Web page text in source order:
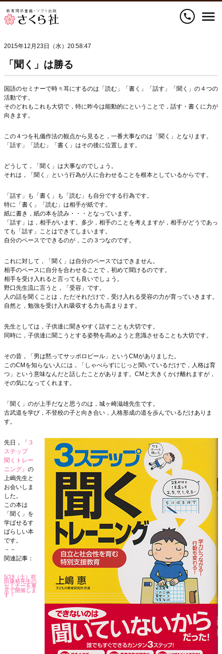
call
2015年12月23日（水）20:58:47
「聞く」は勝る
国語のセミナーで時々耳にするのは「読む」「書く」「話す」「聞く」の４つの
活動です。
そのどれもこれも大切で，特に昨今は能動的にということで，話す・書くに力が
向きます。
この４つを礼儀作法の観点から見ると，一番大事なのは「聞く」となります。
「話す」「読む」「書く」はその後に位置します。
どうして，「聞く」は大事なのでしょう。
それは，「聞く」という行為が人に合わせることを根本としているからです。
「話す」も「書く」も「読む」も自分でする行為です。
特に「書く」「読む」は相手が紙です。
紙に書き，紙の本を読み・・・となっています。
「話す」は，相手がいます。多少，相手のことを考えますが，相手がどうであっ
ても「話す」ことはできてしまいます。
自分のペースでできるのが，この３つなのです。
これに対して，「聞く」は自分のペースではできません。
相手のペースに自分を合わせることで，初めて聞けるのです。
相手を受け入れると言っても良いでしょう。
野口先生流に言うと，「受容」です。
人の話を聞くことは，ただそれだけで，受け入れる受容の力が育っていきます。
自然と，勉強を受け入れ吸収する力も高まります。
先生としては，子供達に聞きやすく話すことも大切です。
同時に，子供達に聞こうとする姿勢を高めようと意識させることも大切です。
その昔，「男は黙ってサッポロビール」というCMがありました。
このCMを知らない人には，「しゃべらずにじっと聞いているだけで，人格は育
つ」という意味なんだと話したことがあります。CMと大きくかけ離れますが，
その気になってくれます。
「聞く」のが上手だなと思うのは，城ヶ崎滋雄先生です。
古武道を学び，不登校の子と向き合い，人格形成の道を歩んでいるだけありま
す。
先日，
『３
ステップ
聞くトレー
ニング』 の
上嶋先生と
お会いしま
した。
この本は
「聞く」を
学ばせるす
ばらしい本
です。
－－
関連記事：
5/19（土）前
田康裕先生の
セミナーを東
京で開催しま
す！